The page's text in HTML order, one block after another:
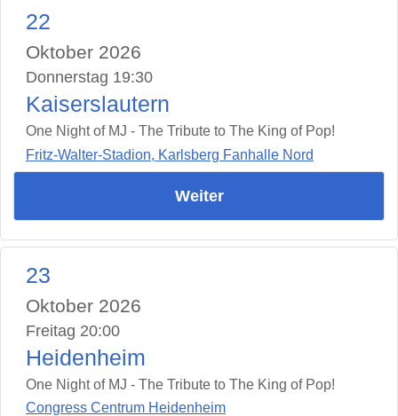
22
Oktober 2026
Donnerstag 19:30
Kaiserslautern
One Night of MJ - The Tribute to The King of Pop!
Fritz-Walter-Stadion, Karlsberg Fanhalle Nord
Weiter
23
Oktober 2026
Freitag 20:00
Heidenheim
One Night of MJ - The Tribute to The King of Pop!
Congress Centrum Heidenheim